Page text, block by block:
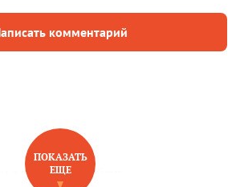
комментарий
НОВОЕ НА САЙТЕ
ПОКАЗАТЬ
ЕЩЕ